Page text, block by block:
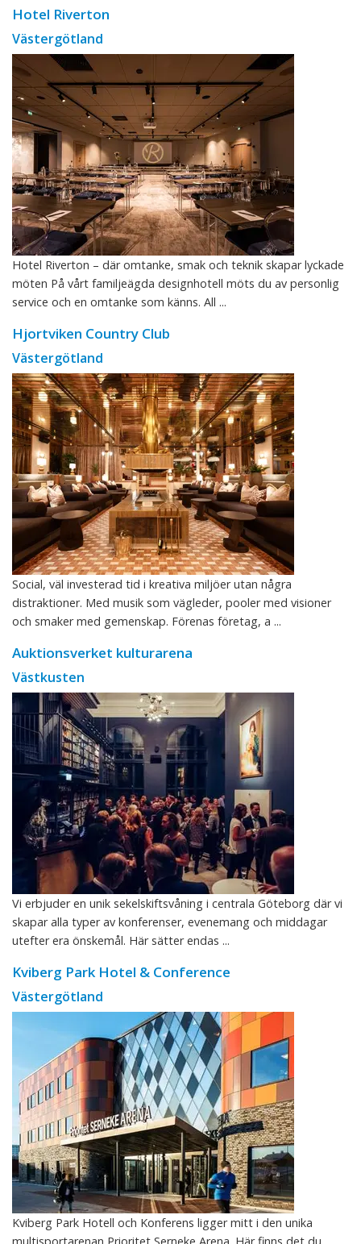
Hotel Riverton
Västergötland
Hotel Riverton – där omtanke, smak och teknik skapar lyckade
möten På vårt familjeägda designhotell möts du av personlig
service och en omtanke som känns. All ...
Hjortviken Country Club
Västergötland
Social, väl investerad tid i kreativa miljöer utan några
distraktioner. Med musik som vägleder, pooler med visioner
och smaker med gemenskap. Förenas företag, a ...
Auktionsverket kulturarena
Västkusten
Vi erbjuder en unik sekelskiftsvåning i centrala Göteborg där vi
skapar alla typer av konferenser, evenemang och middagar
utefter era önskemål. Här sätter endas ...
Kviberg Park Hotel & Conference
Västergötland
Kviberg Park Hotell och Konferens ligger mitt i den unika